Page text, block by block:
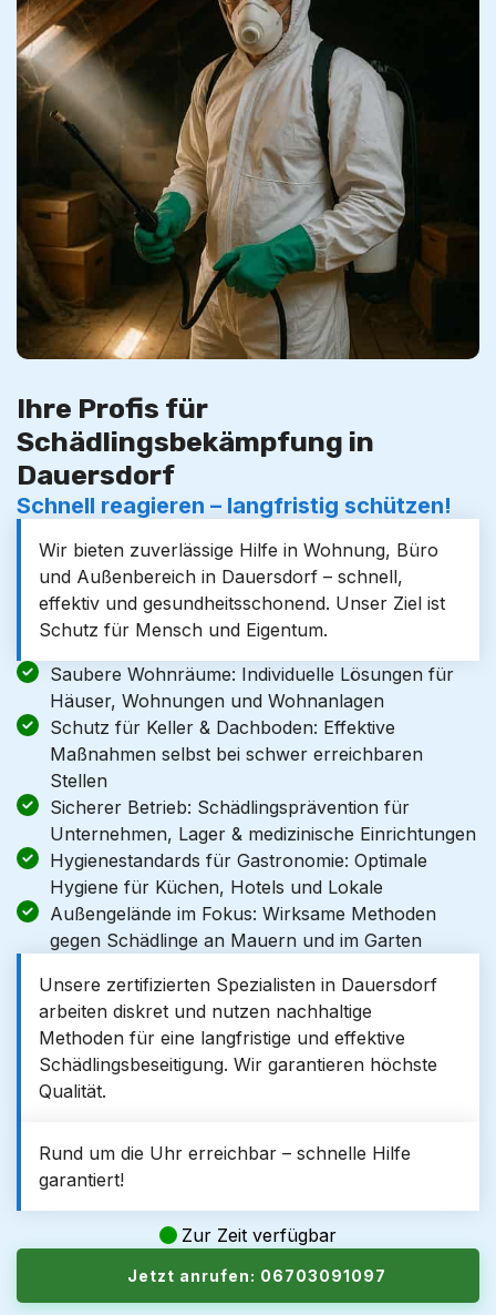
Ihre Profis für
Schädlingsbekämpfung in
Dauersdorf
Schnell reagieren – langfristig schützen!
Wir bieten zuverlässige Hilfe in Wohnung, Büro
und Außenbereich in Dauersdorf – schnell,
effektiv und gesundheitsschonend. Unser Ziel ist
Schutz für Mensch und Eigentum.
Saubere Wohnräume: Individuelle Lösungen für
Häuser, Wohnungen und Wohnanlagen
Schutz für Keller & Dachboden: Effektive
Maßnahmen selbst bei schwer erreichbaren
Stellen
Sicherer Betrieb: Schädlingsprävention für
Unternehmen, Lager & medizinische Einrichtungen
Hygienestandards für Gastronomie: Optimale
Hygiene für Küchen, Hotels und Lokale
Außengelände im Fokus: Wirksame Methoden
gegen Schädlinge an Mauern und im Garten
Unsere zertifizierten Spezialisten in Dauersdorf
arbeiten diskret und nutzen nachhaltige
Methoden für eine langfristige und effektive
Schädlingsbeseitigung. Wir garantieren höchste
Qualität.
Rund um die Uhr erreichbar – schnelle Hilfe
garantiert!
Zur Zeit verfügbar
Jetzt anrufen: 06703091097